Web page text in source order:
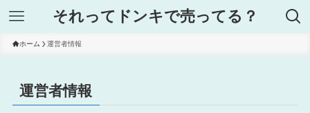
それってドンキで売ってる？
ホーム 運営者情報
運営者情報